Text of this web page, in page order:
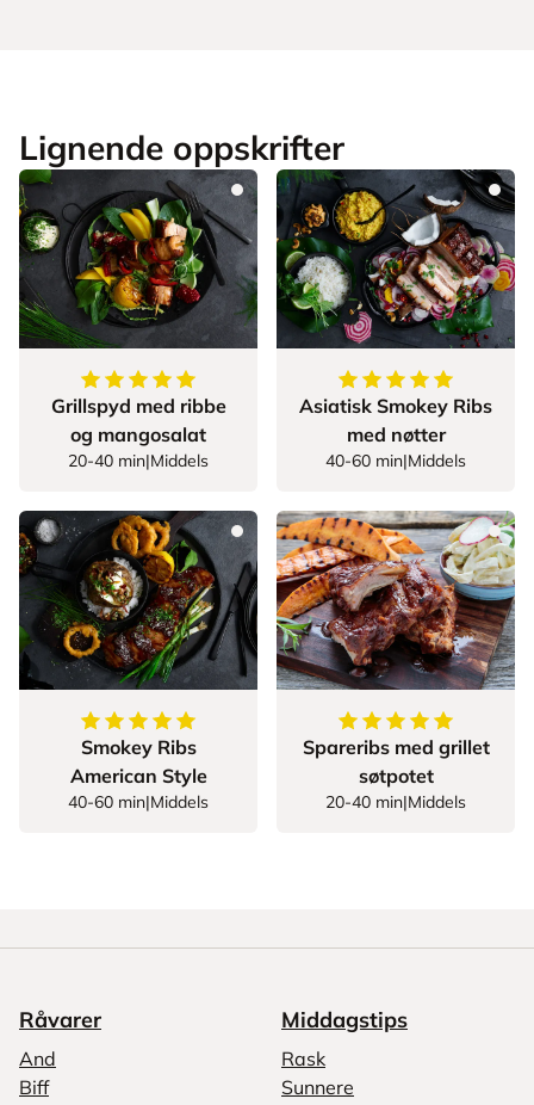
Lignende oppskrifter
5av5stjerner
Grillspyd med ribbe
og mangosalat
20-40 min|Middels
5av5stjerner
Asiatisk Smokey Ribs
med nøtter
40-60 min|Middels
5av5stjerner
Smokey Ribs
American Style
40-60 min|Middels
5av5stjerner
Spareribs med grillet
søtpotet
20-40 min|Middels
Råvarer
And
Biff
Middagstips
Rask
Sunnere